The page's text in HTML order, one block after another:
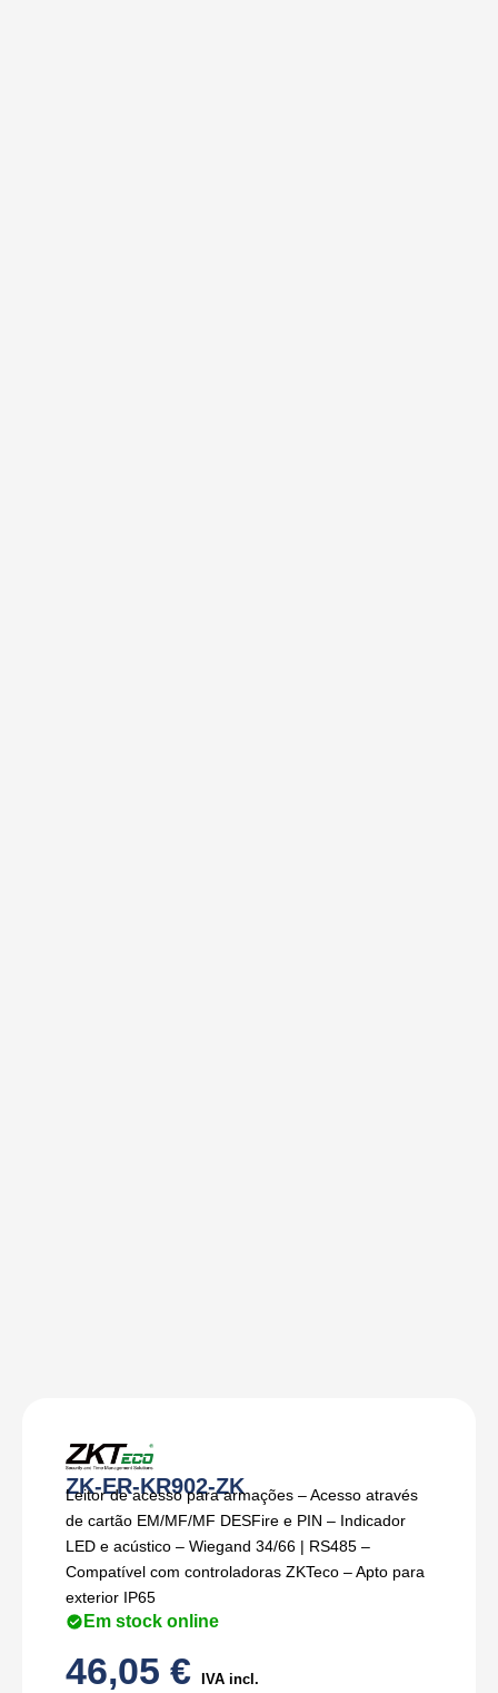
ZK-ER-KR902-ZK
Leitor de acesso para armações – Acesso através
de cartão EM/MF/MF DESFire e PIN – Indicador
LED e acústico – Wiegand 34/66 | RS485 –
Compatível com controladoras ZKTeco – Apto para
exterior IP65
Em stock online
46,05 € IVA incl.